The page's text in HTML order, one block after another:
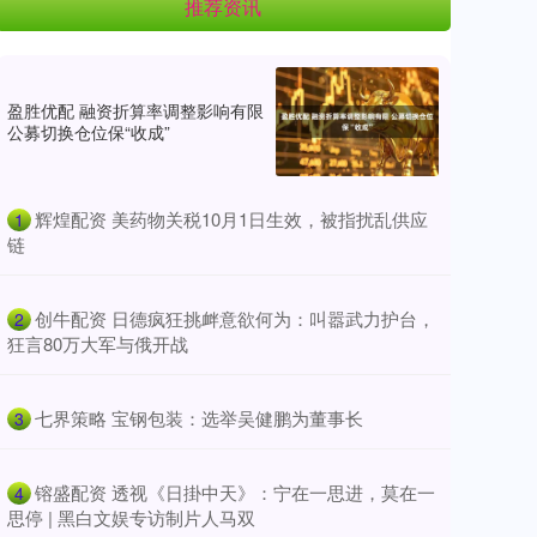
推荐资讯
盈胜优配 融资折算率调整影响有限
公募切换仓位保“收成”
1 ​辉煌配资 美药物关税10月1日生效，被指扰乱供应
链
2 ​创牛配资 日德疯狂挑衅意欲何为：叫嚣武力护台，
狂言80万大军与俄开战
3 ​七界策略 宝钢包装：选举吴健鹏为董事长
4 ​镕盛配资 透视《日掛中天》：宁在一思进，莫在一
思停 | 黑白文娱专访制片人马双